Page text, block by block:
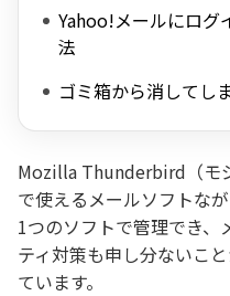
Yahoo!メールにログ
法
ゴミ箱から消してし
Mozilla Thunderbird（モ
で使えるメールソフトな
1つのソフトで管理でき、
ティ対策も申し分ないこ
ています。